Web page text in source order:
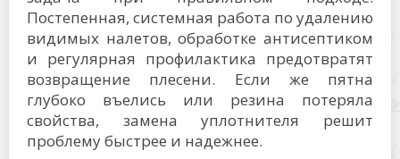
Постепенная, системная работа по удалению
видимых налетов, обработке антисептиком
и регулярная профилактика предотвратят
возвращение плесени. Если же пятна
глубоко въелись или резина потеряла
свойства, замена уплотнителя решит
проблему быстрее и надежнее.